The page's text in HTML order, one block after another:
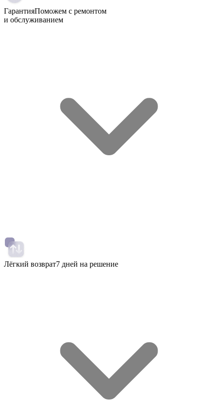
ГарантияПоможем с ремонтом
и обслуживанием
Лёгкий возврат7 дней на решение